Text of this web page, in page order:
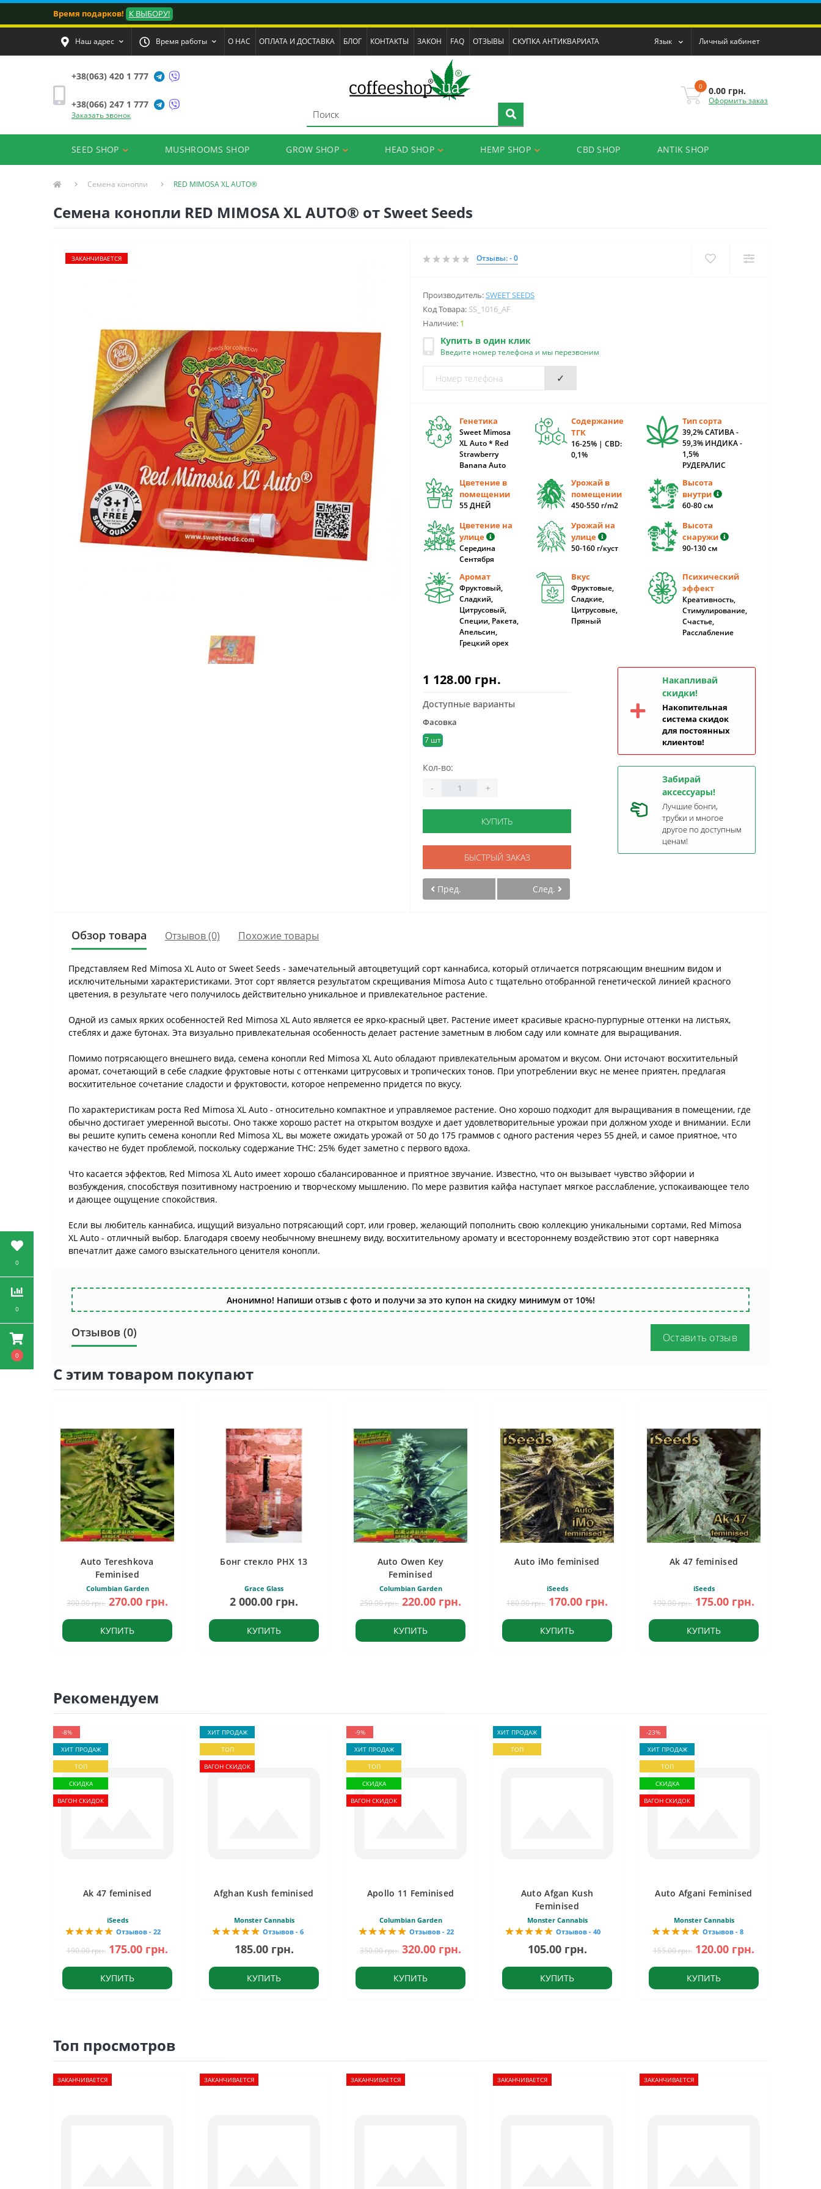
0
0
0
Время подарков! К ВЫБОРУ!
Наш адрес Время работы О НАС ОПЛАТА И ДОСТАВКА БЛОГ КОНТАКТЫ ЗАКОН FAQ ОТЗЫВЫ СКУПКА АНТИКВАРИАТА Язык Личный кабинет
+38(063) 420 1 777
+38(066) 247 1 777
Заказать звонок
0 0.00 грн.
Оформить заказ
SEED SHOP MUSHROOMS SHOP GROW SHOP HEAD SHOP HEMP SHOP CBD SHOP ANTIK SHOP
Семена конопли RED MIMOSA XL AUTO®
Семена конопли RED MIMOSA XL AUTO® от Sweet Seeds
ЗАКАНЧИВАЕТСЯ Отзывы: - 0
Производитель:SWEET SEEDS
Код Товара: SS_1016_AF
Наличие: 1
Купить в один клик
Введите номер телефона и мы перезвоним
✓
Генетика
Sweet Mimosa
XL Auto * Red
Strawberry
Banana Auto
Содержание
ТГК
16-25% | CBD:
0,1%
Тип сорта
39,2% САТИВА -
59,3% ИНДИКА -
1,5%
РУДЕРАЛИС
Цветение в
помещении
55 ДНЕЙ
Урожай в
помещении
450-550 г/m2
Высота
внутри
60-80 cм
Цветение на
улице
Середина
Сентября
Урожай на
улице
50-160 г/куст
Высота
снаружи
90-130 cм
Аромат
Фруктовый,
Сладкий,
Цитрусовый,
Специи, Ракета,
Апельсин,
Грецкий орех
Вкус
Фруктовые,
Сладкие,
Цитрусовые,
Пряный
Психический
эффект
Креативность,
Стимулирование,
Счастье,
Расслабление
1 128.00 грн.
Доступные варианты
Фасовка
7 шт
Кол-во:
- +
КУПИТЬ
БЫСТРЫЙ ЗАКАЗ
Пред. След.
Накапливай
скидки!
Накопительная
система скидок
для постоянных
клиентов!
Забирай
аксессуары!
Лучшие бонги,
трубки и многое
другое по доступным
ценам!
Обзор товара Отзывов (0) Похожие товары
Представляем Red Mimosa XL Auto от Sweet Seeds - замечательный автоцветущий сорт каннабиса, который отличается потрясающим внешним видом и
исключительными характеристиками. Этот сорт является результатом скрещивания Mimosa Auto с тщательно отобранной генетической линией красного
цветения, в результате чего получилось действительно уникальное и привлекательное растение.
Одной из самых ярких особенностей Red Mimosa XL Auto является ее ярко-красный цвет. Растение имеет красивые красно-пурпурные оттенки на листьях,
стеблях и даже бутонах. Эта визуально привлекательная особенность делает растение заметным в любом саду или комнате для выращивания.
Помимо потрясающего внешнего вида, семена конопли Red Mimosa XL Auto обладают привлекательным ароматом и вкусом. Они источают восхитительный
аромат, сочетающий в себе сладкие фруктовые ноты с оттенками цитрусовых и тропических тонов. При употреблении вкус не менее приятен, предлагая
восхитительное сочетание сладости и фруктовости, которое непременно придется по вкусу.
По характеристикам роста Red Mimosa XL Auto - относительно компактное и управляемое растение. Оно хорошо подходит для выращивания в помещении, где
обычно достигает умеренной высоты. Оно также хорошо растет на открытом воздухе и дает удовлетворительные урожаи при должном уходе и внимании. Если
вы решите купить семена конопли Red Mimosa XL, вы можете ожидать урожай от 50 до 175 граммов с одного растения через 55 дней, и самое приятное, что
качество не будет проблемой, поскольку содержание THC: 25% будет заметно с первого вдоха.
Что касается эффектов, Red Mimosa XL Auto имеет хорошо сбалансированное и приятное звучание. Известно, что он вызывает чувство эйфории и
возбуждения, способствуя позитивному настроению и творческому мышлению. По мере развития кайфа наступает мягкое расслабление, успокаивающее тело
и дающее ощущение спокойствия.
Если вы любитель каннабиса, ищущий визуально потрясающий сорт, или гровер, желающий пополнить свою коллекцию уникальными сортами, Red Mimosa
XL Auto - отличный выбор. Благодаря своему необычному внешнему виду, восхитительному аромату и всестороннему воздействию этот сорт наверняка
впечатлит даже самого взыскательного ценителя конопли.
Анонимно! Напиши отзыв с фото и получи за это купон на скидку минимум от 10%!
Отзывов (0) Оставить отзыв
С этим товаром покупают
Auto Tereshkova
Feminised
Columbian Garden
300.00 грн. 270.00 грн.
КУПИТЬ
Бонг стекло PHX 13
Grace Glass
2 000.00 грн.
КУПИТЬ
Auto Owen Key
Feminised
Columbian Garden
250.00 грн. 220.00 грн.
КУПИТЬ
Auto iMo feminised
iSeeds
180.00 грн. 170.00 грн.
КУПИТЬ
Ak 47 feminised
iSeeds
190.00 грн. 175.00 грн.
КУПИТЬ
Рекомендуем
-8%
ХИТ ПРОДАЖ
ТОП
СКИДКА
ВАГОН СКИДОК
Ak 47 feminised
iSeeds
Отзывов - 22
190.00 грн. 175.00 грн.
КУПИТЬ
ХИТ ПРОДАЖ
ТОП
ВАГОН СКИДОК
Afghan Kush feminised
Monster Cannabis
Отзывов - 6
185.00 грн.
КУПИТЬ
-9%
ХИТ ПРОДАЖ
ТОП
СКИДКА
ВАГОН СКИДОК
Apollo 11 Feminised
Columbian Garden
Отзывов - 22
350.00 грн. 320.00 грн.
КУПИТЬ
ХИТ ПРОДАЖ
ТОП
Auto Afgan Kush
Feminised
Monster Cannabis
Отзывов - 40
105.00 грн.
КУПИТЬ
-23%
ХИТ ПРОДАЖ
ТОП
СКИДКА
ВАГОН СКИДОК
Auto Afgani Feminised
Monster Cannabis
Отзывов - 8
155.00 грн. 120.00 грн.
КУПИТЬ
Топ просмотров
ЗАКАНЧИВАЕТСЯ ЗАКАНЧИВАЕТСЯ ЗАКАНЧИВАЕТСЯ ЗАКАНЧИВАЕТСЯ ЗАКАНЧИВАЕТСЯ